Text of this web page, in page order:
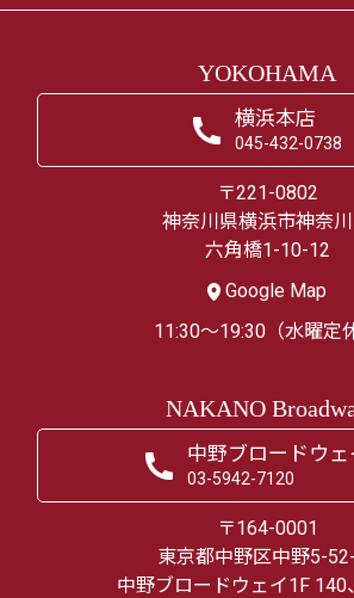
YOKOHAMA
横浜本店
045-432-0738
〒221-0802
神奈川県横浜市神奈
六角橋1-10-12
Google Map
11:30～19:30（水曜定
NAKANO
中野ブロードウェ
03-5942-7120
〒164-0001
東京都中野区中野5-
中野ブロードウェイ1F 140